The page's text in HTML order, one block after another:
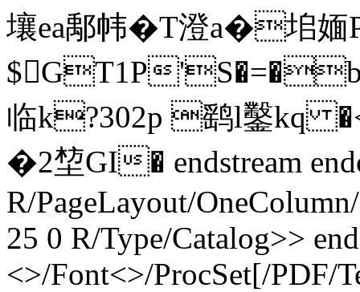
壤ea鄅帏�T澄a�垖媔
$GT1P
临k?302p 鹞l鑿kq
�2堏 GI� endstream
R/PageLayout/
25 0 R/Type/Catalog>>
<>/Font<>/ProcSet[/PDF/